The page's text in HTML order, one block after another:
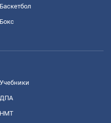
Баскетбол
Бокс
Учебники
ДПА
НМТ